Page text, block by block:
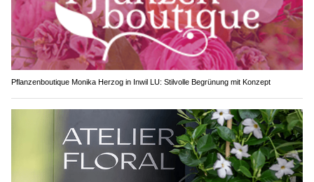
Pflanzenboutique Monika Herzog in Inwil LU: Stilvolle Begrünung mit Konzept